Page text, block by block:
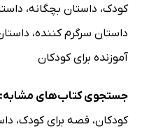
کودک، داستان بچگانه،
داستان سرگرم کننده،
آموزنده برای کودکان
جستجوی کتاب‌های مشابه:
کودکان، قصه برای کودک،